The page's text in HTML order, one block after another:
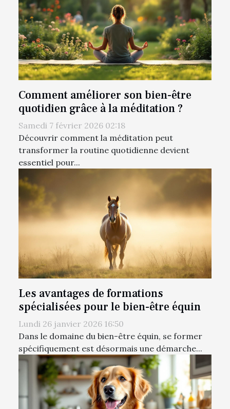
Comment améliorer son bien-être
quotidien grâce à la méditation ?
Samedi 7 février 2026 02:18
Découvrir comment la méditation peut
transformer la routine quotidienne devient
essentiel pour...
Les avantages de formations
spécialisées pour le bien-être équin
Lundi 26 janvier 2026 16:50
Dans le domaine du bien-être équin, se former
spécifiquement est désormais une démarche...